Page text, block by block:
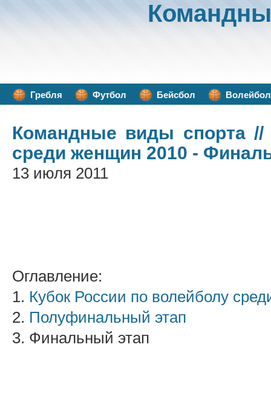
Гребля Футбол Бейсбол Волейбол
Командные виды спорта//
среди женщин 2010 -
13 июля 2011
Оглавление:
1. Кубок России по волейболу
2. Полуфинальный этап
3. Финальный этап